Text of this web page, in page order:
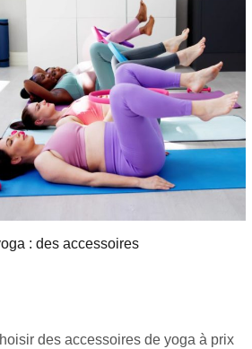
: des accessoires
des accessoires de yoga à prix